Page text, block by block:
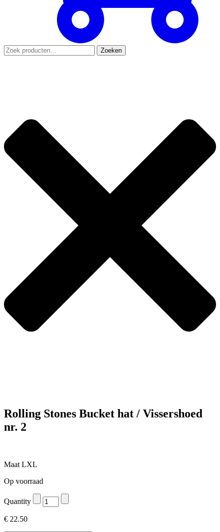
Zoeken
naar:
Zoeken
Rolling Stones Bucket hat / Vissershoed
nr. 2
Maat LXL
Op voorraad
Quantity
€ 22.50